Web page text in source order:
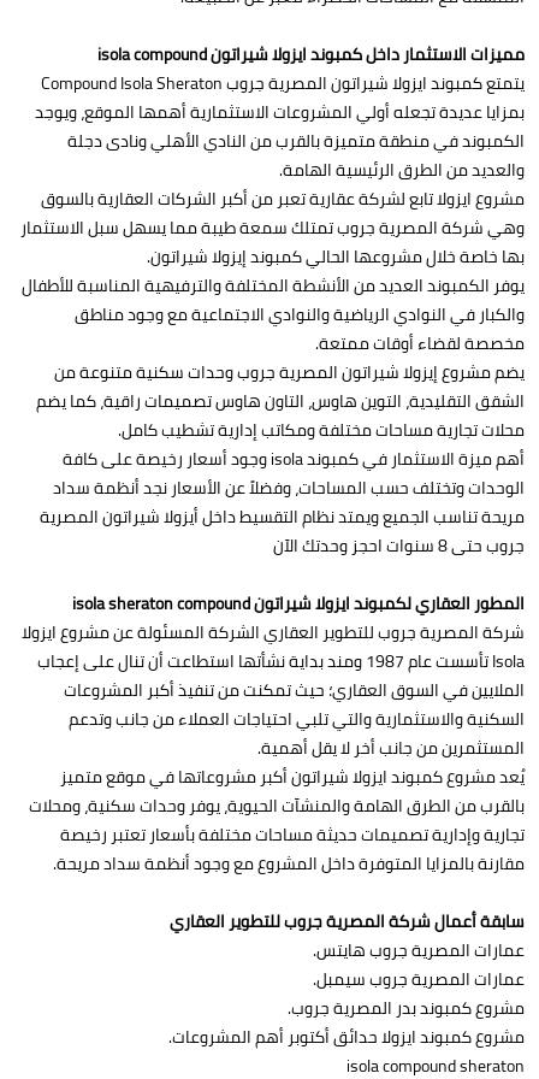
مميزات الاستثمار داخل كمبوند ايزولا شيراتون isola compound
يتمتع كمبوند ايزولا شيراتون المصرية جروب Compound Isola Sheraton
بمزايا عديدة تجعله أولي المشروعات الاستثمارية أهمها الموقع، ويوجد
الكمبوند في منطقة متميزة بالقرب من النادي الأهلي ونادى دجلة
والعديد من الطرق الرئيسية الهامة.
مشروع ايزولا تابع لشركة عقارية تعبر من أكبر الشركات العقارية بالسوق
وهي شركة المصرية جروب تمتلك سمعة طيبة مما يسهل سبل الاستثمار
بها خاصة خلال مشروعها الحالي كمبوند إيزولا شيراتون.
يوفر الكمبوند العديد من الأنشطة المختلفة والترفيهية المناسبة للأطفال
والكبار في النوادي الرياضية والنوادي الاجتماعية مع وجود مناطق
مخصصة لقضاء أوقات ممتعة.
يضم مشروع إيزولا شيراتون المصرية جروب وحدات سكنية متنوعة من
الشقق التقليدية، التوين هاوس، التاون هاوس تصميمات راقية، كما يضم
محلات تجارية مساحات مختلفة ومكاتب إدارية تشطيب كامل.
أهم ميزة الاستثمار في كمبوند isola وجود أسعار رخيصة على كافة
الوحدات وتختلف حسب المساحات، وفضلاً عن الأسعار نجد أنظمة سداد
مريحة تناسب الجميع ويمتد نظام التقسيط داخل أيزولا شيراتون المصرية
جروب حتى 8 سنوات احجز وحدتك الآن
المطور العقاري لكمبوند ايزولا شيراتون isola sheraton compound
شركة المصرية جروب للتطوير العقاري الشركة المسئولة عن مشروع ايزولا
Isola تأسست عام 1987 ومند بداية نشأتها استطاعت أن تنال على إعجاب
الملايين في السوق العقاري؛ حيث تمكنت من تنفيذ أكبر المشروعات
السكنية والاستثمارية والتي تلبي احتياجات العملاء من جانب وتدعم
المستثمرين من جانب أخر لا يقل أهمية.
يُعد مشروع كمبوند ايزولا شيراتون أكبر مشروعاتها في موقع متميز
بالقرب من الطرق الهامة والمنشآت الحيوية، يوفر وحدات سكنية، ومحلات
تجارية وإدارية تصميمات حديثة مساحات مختلفة بأسعار تعتبر رخيصة
مقارنة بالمزايا المتوفرة داخل المشروع مع وجود أنظمة سداد مريحة.
سابقة أعمال شركة المصرية جروب للتطوير العقاري
عمارات المصرية جروب هايتس.
عمارات المصرية جروب سيمبل.
مشروع كمبوند بدر المصرية جروب.
مشروع كمبوند ايزولا حدائق أكتوبر أهم المشروعات.
isola compound sheraton